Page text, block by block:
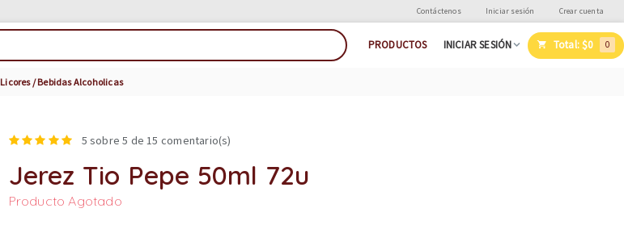
Contáctenos Iniciar sesión Crear cuenta
PRODUCTOS INICIAR SESIÓN Total:$0 0
Licores / Bebidas Alcoholicas
5 sobre 5 de15 comentario(s)
Jerez Tio Pepe 50ml 72u
Producto Agotado